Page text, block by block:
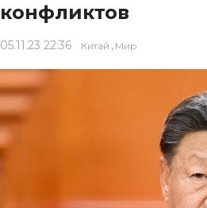
конфликтов
05.11.23 22:36 Китай , Мир